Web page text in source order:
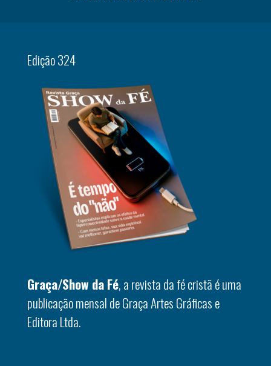
Edição 324
Graça/Show da Fé, a revista da fé cristã é uma
publicação mensal de Graça Artes Gráficas e
Editora Ltda.